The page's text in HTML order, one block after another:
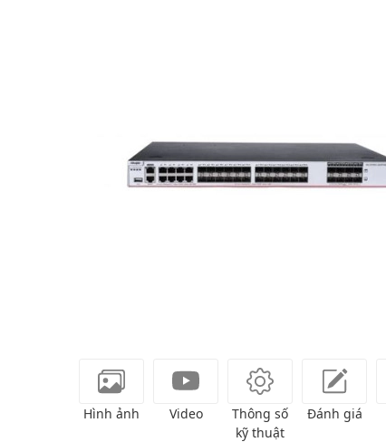
Previous
Hình ảnh Video
Thông số
kỹ thuật
Đánh giá